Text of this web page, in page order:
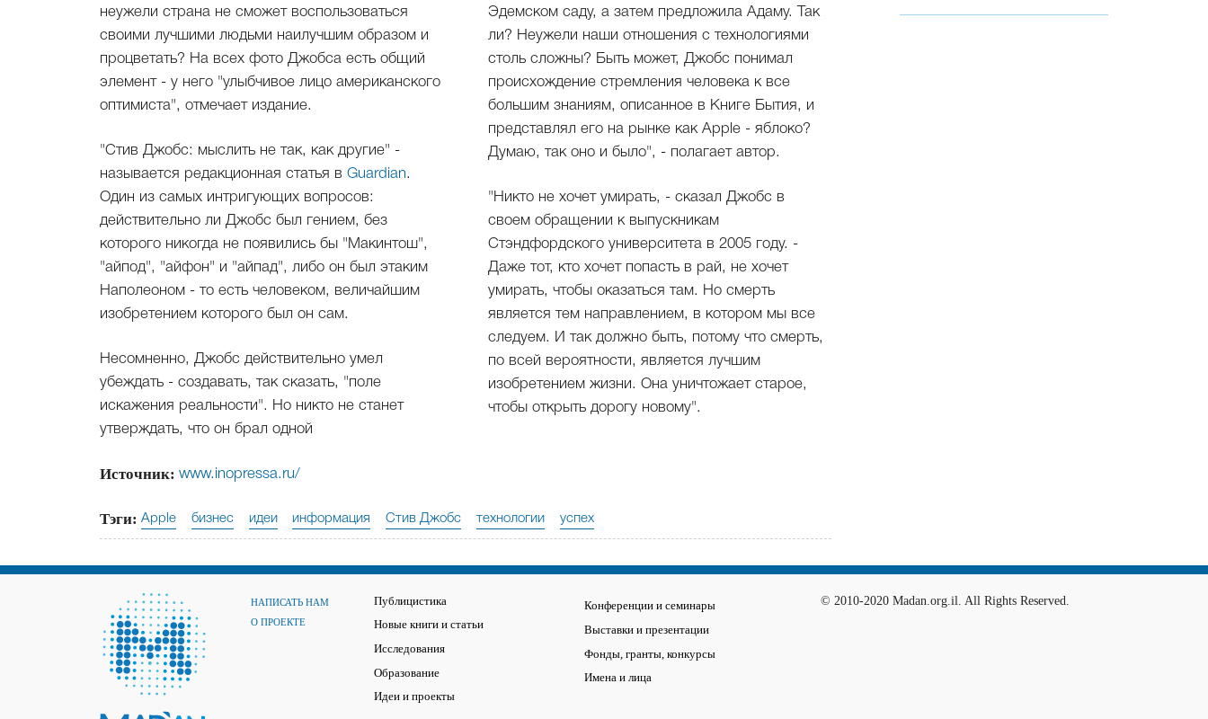
неужели страна не сможет воспользоваться
своими лучшими людьми наилучшим образом и
процветать? На всех фото Джобса есть общий
элемент - у него "улыбчивое лицо американского
оптимиста", отмечает издание.
"Стив Джобс: мыслить не так, как другие" -
называется редакционная статья в Guardian.
Один из самых интригующих вопросов:
действительно ли Джобс был гением, без
которого никогда не появились бы "Макинтош",
"айпод", "айфон" и "айпад", либо он был этаким
Наполеоном - то есть человеком, величайшим
изобретением которого был он сам.
Несомненно, Джобс действительно умел
убеждать - создавать, так сказать, "поле
искажения реальности". Но никто не станет
утверждать, что он брал одной
Эдемском саду, а затем предложила Адаму. Так
ли? Неужели наши отношения с технологиями
столь сложны? Быть может, Джобс понимал
происхождение стремления человека к все
большим знаниям, описанное в Книге Бытия, и
представлял его на рынке как Apple - яблоко?
Думаю, так оно и было", - полагает автор.
"Никто не хочет умирать, - сказал Джобс в
своем обращении к выпускникам
Стэндфордского университета в 2005 году. -
Даже тот, кто хочет попасть в рай, не хочет
умирать, чтобы оказаться там. Но смерть
является тем направлением, в котором мы все
следуем. И так должно быть, потому что смерть,
по всей вероятности, является лучшим
изобретением жизни. Она уничтожает старое,
чтобы открыть дорогу новому".
Источник: www.inopressa.ru/
Тэги: Apple бизнес идеи информация Стив Джобс технологии успех
НАПИСАТЬ НАМ
О ПРОЕКТЕ
Публицистика
Новые книги и статьи
Исследования
Образование
Идеи и проекты
Конференции и семинары
Выставки и презентации
Фонды, гранты, конкурсы
Имена и лица
© 2010-2020 Madan.org.il. All Rights Reserved.